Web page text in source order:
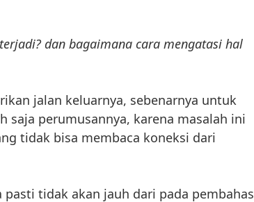
dan bagaimana cara mengatasi hal
jalan keluarnya, sebenarnya untuk
saja perumusannya, karena masalah ini
tidak bisa membaca koneksi dari
pasti tidak akan jauh dari pada